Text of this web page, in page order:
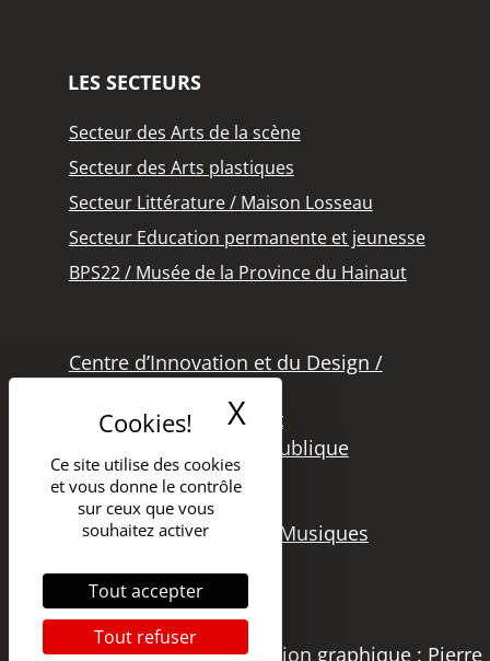
Ce site utilise des cookies
et vous donne le contrôle
sur ceux que vous
souhaitez activer
Tout accepter
Tout refuser
X Masquer le
LES SECTEURS
Secteur des Arts de la scène
Secteur des Arts plastiques
Secteur Littérature / Maison Losseau
Secteur Education permanente et jeunesse
BPS22 / Musée de la Province du Hainaut
Centre d’Innovation et du Design /
Office des Métiers d’Art
Secteur de la Lecture Publique
Bibliothèque Langlois
Secteur Cinéma
Secteur Audiovisuel et Musiques
Copyright 2021 – DGSI | Création graphique : Pierre